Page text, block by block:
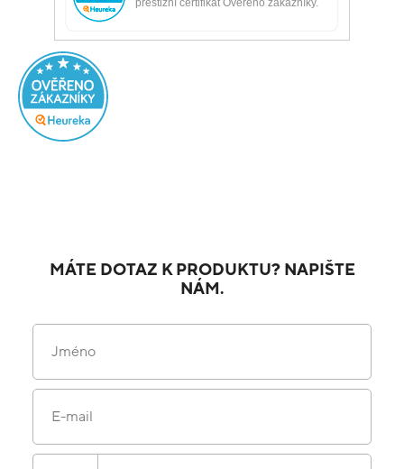
MÁTE DOTAZ K PRODUKTU? NAPIŠTE
NÁM.
Jméno
E-mail